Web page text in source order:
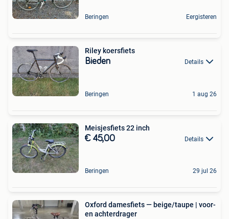
Beringen Eergisteren
Riley koersfiets
Bieden Details
Beringen 1 aug 26
Meisjesfiets 22 inch
€ 45,00 Details
Beringen 29 jul 26
Oxford damesfiets — beige/taupe | voor-
en achterdrager